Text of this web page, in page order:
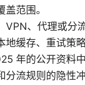
范围。
VPN、代理或分
地缓存、重试策
年的公开资料
分流规则的隐性